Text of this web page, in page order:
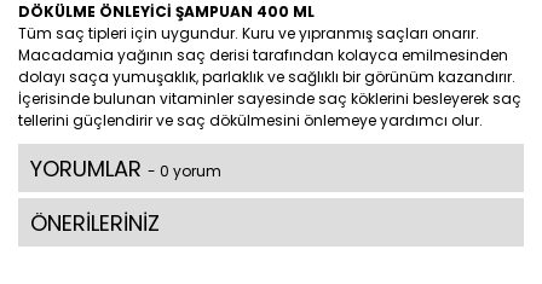
DÖKÜLME ÖNLEYİCİ ŞAMPUAN 400 ML
Tüm saç tipleri için uygundur. Kuru ve yıpranmış saçları onarır.
Macadamia yağının saç derisi tarafından kolayca emilmesinden
dolayı saça yumuşaklık, parlaklık ve sağlıklı bir görünüm kazandırır.
İçerisinde bulunan vitaminler sayesinde saç köklerini besleyerek saç
tellerini güçlendirir ve saç dökülmesini önlemeye yardımcı olur.
YORUMLAR - 0 yorum
ÖNERİLERİNİZ